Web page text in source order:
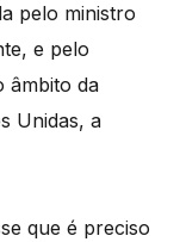
pelo ministro
e pelo
âmbito da
Unidas, a
que é preciso